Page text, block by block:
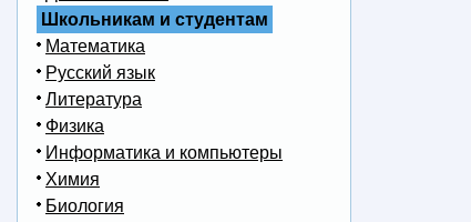
Школьникам и студентам
Математика
Русский язык
Литература
Физика
Информатика и компьютеры
Химия
Биология